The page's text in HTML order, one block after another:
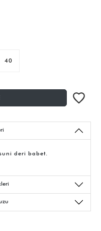
40
deri babet.